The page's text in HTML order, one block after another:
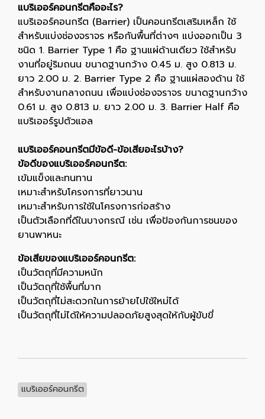
แบริเออร์คอนกรีตคืออะไร?
แบริเออร์คอนกรีต (Barrier) เป็นคอนกรีตเสริมเหล็ก ใช้
สำหรับแบ่งช่องจราจร หรือกันพื้นที่ต่างๆ แบ่งออกเป็น 3
ชนิด 1. Barrier Type 1 คือ ฐานแผ่ด้านเดียว ใช้สำหรับ
งานที่อยู่ริมถนน ขนาดฐานกว้าง 0.45 ม. สูง 0.813 ม.
ยาว 2.00 ม. 2. Barrier Type 2 คือ ฐานแผ่สองด้าน ใช้
สำหรับงานกลางถนน เพื่อแบ่งช่องจราจร ขนาดฐานกว้าง
0.61 ม. สูง 0.813 ม. ยาว 2.00 ม. 3. Barrier Half คือ
แบริเออร์รูปตัวแอล
แบริเออร์คอนกรีตมีข้อดี-ข้อเสียอะไรบ้าง?
ข้อดีของแบริเออร์คอนกรีต:
เข้มแข็งและทนทาน
เหมาะสำหรับโครงการที่ยาวนาน
เหมาะสำหรับการใช้ในโครงการก่อสร้าง
เป็นตัวเลือกที่ดีในบางกรณี เช่น เพื่อป้องกันการชนของ
ยานพาหนะ
ข้อเสียของแบริเออร์คอนกรีต:
เป็นวัตถุที่มีความหนัก
เป็นวัตถุที่ใช้พื้นที่มาก
เป็นวัตถุที่ไม่สะดวกในการย้ายไปใช้ใหม่ได้
เป็นวัตถุที่ไม่ได้ให้ความปลอดภัยสูงสุดให้กับผู้ขับขี่
แบริเออร์คอนกรีต